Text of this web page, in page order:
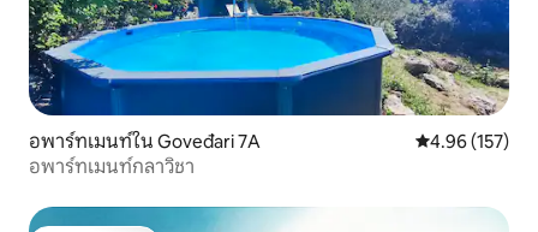
อพาร์ทเมนท์ใน Goveđari 7A คะแนนเฉลี่ย
4.96 (157)
อพาร์ทเมนท์กลาวิชา